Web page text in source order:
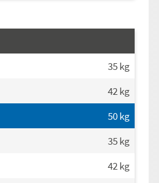
35kg
42kg
50kg
35kg
42kg